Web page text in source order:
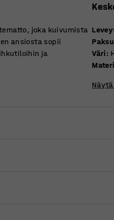
joka kuivumista
ansiosta sopii
ja
Väri:
Vesi valuu matolta